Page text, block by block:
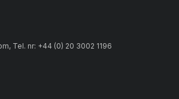
Tel. nr: +44 (0) 20 3002 1196